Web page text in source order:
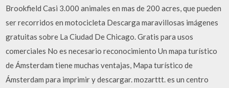
Brookfield Casi 3.000 animales en mas de 200 acres, que pueden
ser recorridos en motocicleta Descarga maravillosas imágenes
gratuitas sobre La Ciudad De Chicago. Gratis para usos
comerciales No es necesario reconocimiento Un mapa turístico
de Ámsterdam tiene muchas ventajas, Mapa turístico de
Ámsterdam para imprimir y descargar. mozarttt. es un centro